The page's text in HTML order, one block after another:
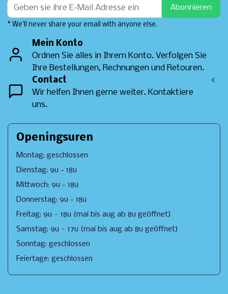
Abonnieren
* We'll never share your email with anyone else.
Mein Konto
Ordnen Sie alles in Ihrem Konto. Verfolgen Sie
Ihre Bestellungen, Rechnungen und Retouren.
Contact
Wir helfen Ihnen gerne weiter. Kontaktiere
uns.
<
Openingsuren
Montag: geschlossen
Dienstag: 9u - 18u
Mittwoch: 9u - 18u
Donnerstag: 9u - 18u
Freitag: 9u – 18u (mai bis aug ab 8u geöffnet)
Samstag: 9u – 17u (mai bis aug ab 8u geöffnet)
Sonntag: geschlossen
Feiertage: geschlossen